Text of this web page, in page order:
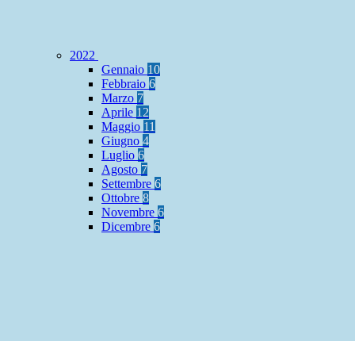
2022
Gennaio 10
Febbraio 6
Marzo 7
Aprile 12
Maggio 11
Giugno 4
Luglio 6
Agosto 7
Settembre 6
Ottobre 8
Novembre 6
Dicembre 6